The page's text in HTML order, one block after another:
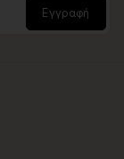
Εγγραφή